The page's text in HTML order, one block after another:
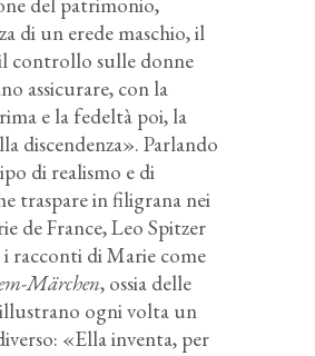
di un erede maschio, il
controllo sulle donne
assicurare, con la
e la fedeltà poi, la
discendenza». Parlando
di realismo e di
traspare in filigrana nei
de France, Leo Spitzer
racconti di Marie come
Märchen, ossia delle
ogni volta un
«Ella inventa, per